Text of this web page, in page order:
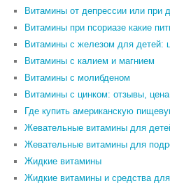
Витамины от депрессии или при
Витамины при псориазе какие
Витамины с железом для детей:
Витамины с калием и магнием
Витамины с молибденом
Витамины с цинком: отзывы,
Где купить американскую
Жевательные витамины для
Жевательные витамины для
Жидкие витамины
Жидкие витамины и средства